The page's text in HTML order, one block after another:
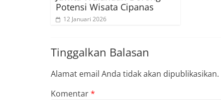
Potensi Wisata Cipanas
12 Januari 2026
Tinggalkan Balasan
Alamat email Anda tidak akan dipublikasikan.
Komentar*